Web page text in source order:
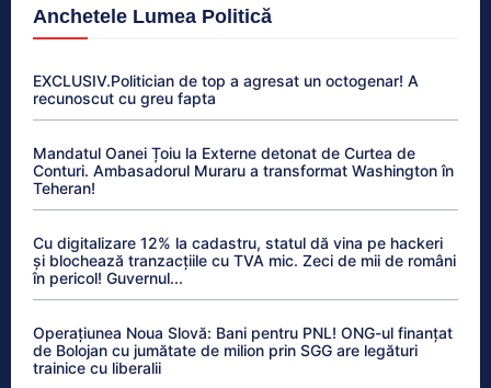
Anchetele Lumea Politică
EXCLUSIV.Politician de top a agresat un octogenar! A
recunoscut cu greu fapta
Mandatul Oanei Țoiu la Externe detonat de Curtea de
Conturi. Ambasadorul Muraru a transformat Washington în
Teheran!
Cu digitalizare 12% la cadastru, statul dă vina pe hackeri
și blochează tranzacțiile cu TVA mic. Zeci de mii de români
în pericol! Guvernul...
Operațiunea Noua Slovă: Bani pentru PNL! ONG-ul finanțat
de Bolojan cu jumătate de milion prin SGG are legături
trainice cu liberalii